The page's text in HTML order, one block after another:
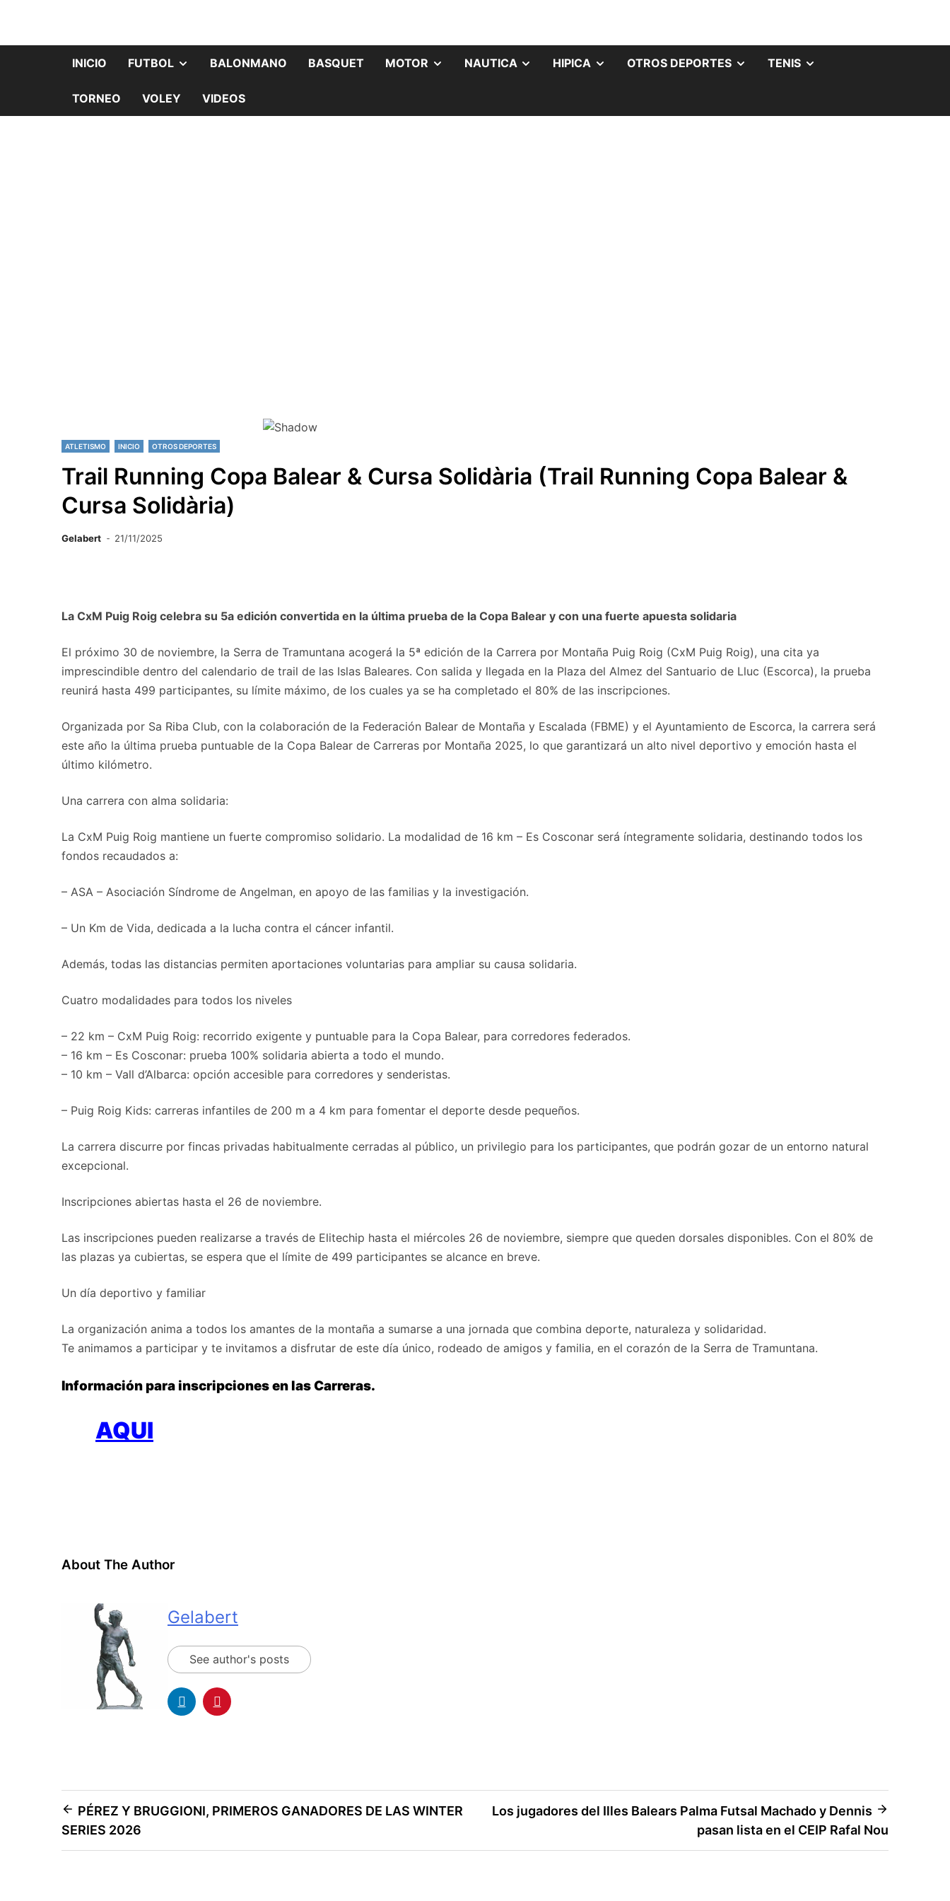
INICIO FUTBOL BALONMANO BASQUET MOTOR NAUTICA HIPICA OTROS DEPORTES TENIS
TORNEO VOLEY VIDEOS
ATLETISMO INICIO OTROS DEPORTES
Trail Running Copa Balear & Cursa Solidària (Trail Running Copa Balear &
Cursa Solidària)
Gelabert 21/11/2025
La CxM Puig Roig celebra su 5a edición convertida en la última prueba de la Copa Balear y con una fuerte apuesta solidaria
El próximo 30 de noviembre, la Serra de Tramuntana acogerá la 5ª edición de la Carrera por Montaña Puig Roig (CxM Puig Roig), una cita ya
imprescindible dentro del calendario de trail de las Islas Baleares. Con salida y llegada en la Plaza del Almez del Santuario de Lluc (Escorca), la prueba
reunirá hasta 499 participantes, su límite máximo, de los cuales ya se ha completado el 80% de las inscripciones.
Organizada por Sa Riba Club, con la colaboración de la Federación Balear de Montaña y Escalada (FBME) y el Ayuntamiento de Escorca, la carrera será
este año la última prueba puntuable de la Copa Balear de Carreras por Montaña 2025, lo que garantizará un alto nivel deportivo y emoción hasta el
último kilómetro.
Una carrera con alma solidaria:
La CxM Puig Roig mantiene un fuerte compromiso solidario. La modalidad de 16 km – Es Cosconar será íntegramente solidaria, destinando todos los
fondos recaudados a:
– ASA – Asociación Síndrome de Angelman, en apoyo de las familias y la investigación.
– Un Km de Vida, dedicada a la lucha contra el cáncer infantil.
Además, todas las distancias permiten aportaciones voluntarias para ampliar su causa solidaria.
Cuatro modalidades para todos los niveles
– 22 km – CxM Puig Roig: recorrido exigente y puntuable para la Copa Balear, para corredores federados.
– 16 km – Es Cosconar: prueba 100% solidaria abierta a todo el mundo.
– 10 km – Vall d’Albarca: opción accesible para corredores y senderistas.
– Puig Roig Kids: carreras infantiles de 200 m a 4 km para fomentar el deporte desde pequeños.
La carrera discurre por fincas privadas habitualmente cerradas al público, un privilegio para los participantes, que podrán gozar de un entorno natural
excepcional.
Inscripciones abiertas hasta el 26 de noviembre.
Las inscripciones pueden realizarse a través de Elitechip hasta el miércoles 26 de noviembre, siempre que queden dorsales disponibles. Con el 80% de
las plazas ya cubiertas, se espera que el límite de 499 participantes se alcance en breve.
Un día deportivo y familiar
La organización anima a todos los amantes de la montaña a sumarse a una jornada que combina deporte, naturaleza y solidaridad.
Te animamos a participar y te invitamos a disfrutar de este día único, rodeado de amigos y familia, en el corazón de la Serra de Tramuntana.
Información para inscripciones en las Carreras.
AQUI
About The Author
Gelabert
See author's posts
PÉREZ Y BRUGGIONI, PRIMEROS GANADORES DE LAS WINTER
SERIES 2026
Los jugadores del Illes Balears Palma Futsal Machado y Dennis
pasan lista en el CEIP Rafal Nou